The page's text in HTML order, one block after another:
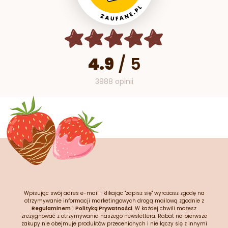
4.9 / 5
3988 opinii
Wpisując swój adres e-mail i klikając "zapisz się" wyrażasz zgodę na
otrzymywanie informacji marketingowych drogą mailową zgodnie z
Regulaminem i Polityką Prywatności. W każdej chwili możesz
zrezygnować z otrzymywania naszego newslettera. Rabat na pierwsze
zakupy nie obejmuje produktów przecenionych i nie łączy się z innymi